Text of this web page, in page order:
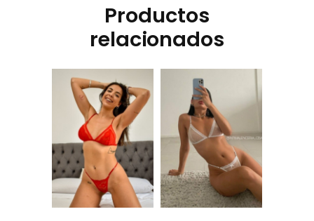
Productos
relacionados
Conjunto de
microtul y encaje
Rojo sin aro –
RUFINA
9.000,00
Conjunto sin aro de
plumeti Blanco –
AMIRA
$9.000,00